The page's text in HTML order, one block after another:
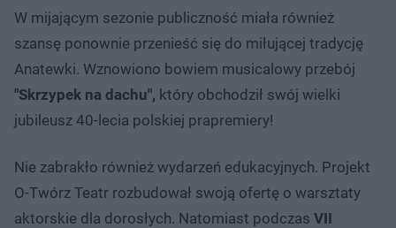
W mijającym sezonie publiczność miała również
szansę ponownie przenieść się do miłującej tradycję
Anatewki. Wznowiono bowiem musicalowy przebój
"Skrzypek na dachu", który obchodził swój wielki
jubileusz 40-lecia polskiej prapremiery!
Nie zabrakło również wydarzeń edukacyjnych. Projekt
O-Twórz Teatr rozbudował swoją ofertę o warsztaty
aktorskie dla dorosłych. Natomiast podczas VII